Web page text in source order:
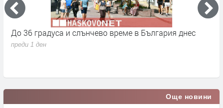
До 36 градуса и слънчево време в България днес
преди 1 ден
Още новини